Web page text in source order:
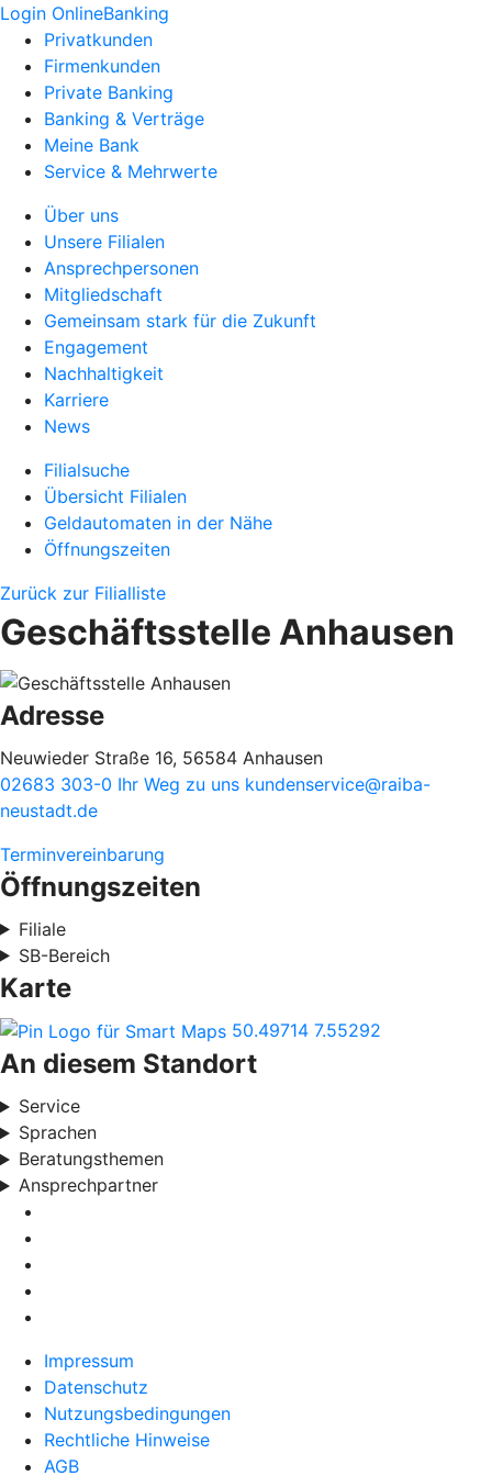
Login OnlineBanking
Privatkunden
Firmenkunden
Private Banking
Banking & Verträge
Meine Bank
Service & Mehrwerte
Über uns
Unsere Filialen
Ansprechpersonen
Mitgliedschaft
Gemeinsam stark für die Zukunft
Engagement
Nachhaltigkeit
Karriere
News
Filialsuche
Übersicht Filialen
Geldautomaten in der Nähe
Öffnungszeiten
Zurück zur Filialliste
Geschäftsstelle Anhausen
Adresse
Neuwieder Straße 16, 56584 Anhausen
02683 303-0 Ihr Weg zu uns kundenservice@raiba-
neustadt.de
Terminvereinbarung
Öffnungszeiten
Filiale
SB-Bereich
Karte
50.49714 7.55292
An diesem Standort
Service
Sprachen
Beratungsthemen
Ansprechpartner
Impressum
Datenschutz
Nutzungsbedingungen
Rechtliche Hinweise
AGB